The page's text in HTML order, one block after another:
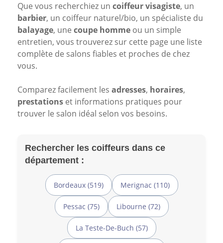
Que vous recherchiez un coiffeur visagiste, un
barbier, un coiffeur naturel/bio, un spécialiste du
balayage, une coupe homme ou un simple
entretien, vous trouverez sur cette page une liste
complète de salons fiables et proches de chez
vous.
Comparez facilement les adresses, horaires,
prestations et informations pratiques pour
trouver le salon idéal selon vos besoins.
Rechercher les coiffeurs dans ce
département :
Bordeaux (519) Merignac (110)
Pessac (75) Libourne (72)
La Teste-De-Buch (57)